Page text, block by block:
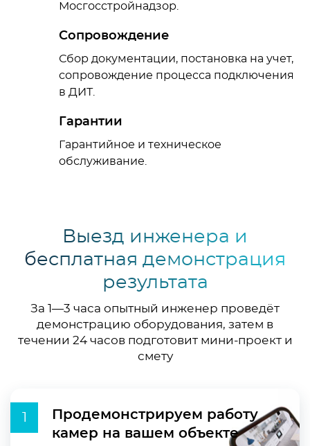
Мосгосстройнадзор.
Сопровождение
Сбор документации, постановка на учет,
сопровождение процесса подключения
в ДИТ.
Гарантии
Гарантийное и техническое
обслуживание.
Выезд инженера и
бесплатная демонстрация
результата
За 1—3 часа опытный инженер проведёт
демонстрацию оборудования, затем в
течении 24 часов подготовит мини-проект и
смету
Продемонстрируем работу
камер на вашем объекте